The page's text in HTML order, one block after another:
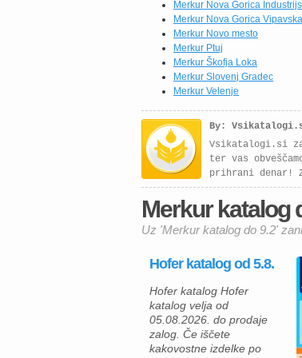
Merkur Nova Gorica
Merkur Nova Gorica Vipavska
Merkur Novo mesto
Merkur Ptuj
Merkur Škofja Loka
Merkur Slovenj Gradec
Merkur Velenje
By:
Vsikatalogi.si
ter vas
prihrani denar!
Merkur katalog
Uz 'Merkur katalog do 9.2'
Hofer katalog od 5.8.
Hofer katalog Hofer
katalog velja od
05.08.2026. do prodaje
zalog. Če iščete
kakovostne izdelke po